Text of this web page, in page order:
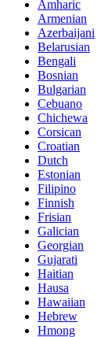
Amharic
Armenian
Azerbaijani
Belarusian
Bengali
Bosnian
Bulgarian
Cebuano
Chichewa
Corsican
Croatian
Dutch
Estonian
Filipino
Finnish
Frisian
Galician
Georgian
Gujarati
Haitian
Hausa
Hawaiian
Hebrew
Hmong